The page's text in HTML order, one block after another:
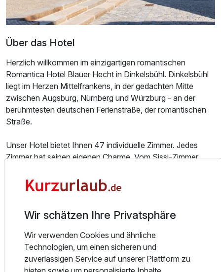
Über das Hotel
Herzlich willkommen im einzigartigen romantischen
Romantica Hotel Blauer Hecht in Dinkelsbühl. Dinkelsbühl
liegt im Herzen Mittelfrankens, in der gedachten Mitte
zwischen Augsburg, Nürnberg und Würzburg - an der
berühmtesten deutschen Ferienstraße, der romantischen
Straße.
Unser Hotel bietet Ihnen 47 individuelle Zimmer. Jedes
Zimmer hat seinen eigenen Charme. Vom Sissi-Zimmer
Suite mit verspiegeltem Baldachin.
Als besonderen Service bieten wir Ihnen an, Ihr ganz
Zimmer ist mit Dusche oder Badewanne, Fön,
Kosmetikspielgel, Sitzgruppe, Flachbildfernseher
ausgestattet. Einige Zimmer haben direkten Zugang zur
Wir schätzen Ihre Privatsphäre
Wir verwenden Cookies und ähnliche
Technologien, um einen sicheren und
zuverlässigen Service auf unserer Plattform zu